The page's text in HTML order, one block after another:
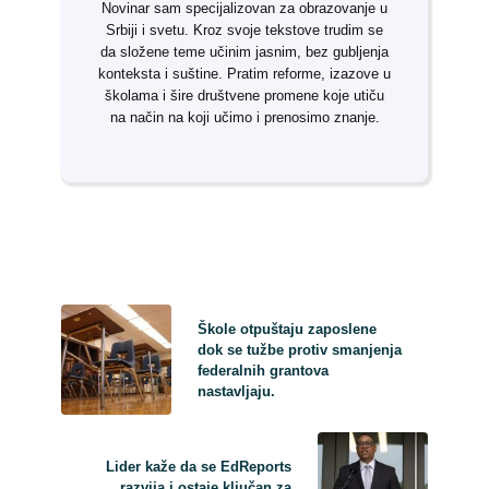
Novinar sam specijalizovan za obrazovanje u
Srbiji i svetu. Kroz svoje tekstove trudim se
da složene teme učinim jasnim, bez gubljenja
konteksta i suštine. Pratim reforme, izazove u
školama i šire društvene promene koje utiču
na način na koji učimo i prenosimo znanje.
Škole otpuštaju zaposlene
dok se tužbe protiv smanjenja
federalnih grantova
nastavljaju.
Lider kaže da se EdReports